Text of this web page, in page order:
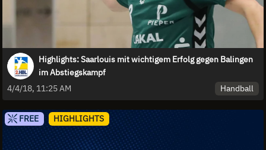
Highlights: Saarlouis mit wichtigem Erfolg gegen Balingen
im Abstiegskampf
4/4/18, 11:25 AM
Handball
FREE HIGHLIGHTS